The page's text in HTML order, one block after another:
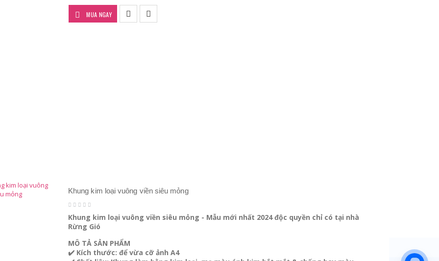
MUA NGAY
Khung kim loại vuông viền siêu mỏng
Khung kim loại vuông viền siêu mỏng - Mẫu mới nhất 2024 độc quyền chỉ có tại nhà
Rừng Gió
MÔ TẢ SẢN PHẨM
✔️ Kích thước: để vừa cỡ ảnh A4